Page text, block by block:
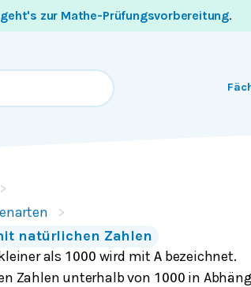
geht's zur Mathe-Prüfungsvorbereitung.
natürlichen Zahlen
als 1000 wird mit Abezeichnet.
Zahlen unterhalb von 1000 in